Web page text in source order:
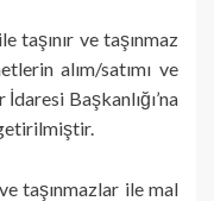
taşınır ve taşınmaz
alım/satımı ve
Başkanlığı’na
taşınmazlar ile mal